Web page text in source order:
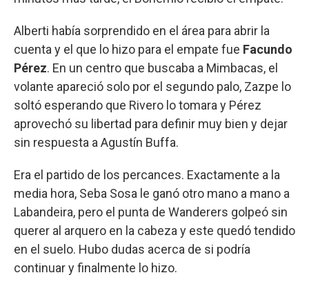
Alberti había sorprendido en el área para abrir la
cuenta y el que lo hizo para el empate fue Facundo
Pérez. En un centro que buscaba a Mimbacas, el
volante apareció solo por el segundo palo, Zazpe lo
soltó esperando que Rivero lo tomara y Pérez
aprovechó su libertad para definir muy bien y dejar
sin respuesta a Agustín Buffa.
Era el partido de los percances. Exactamente a la
media hora, Seba Sosa le ganó otro mano a mano a
Labandeira, pero el punta de Wanderers golpeó sin
querer al arquero en la cabeza y este quedó tendido
en el suelo. Hubo dudas acerca de si podría
continuar y finalmente lo hizo.